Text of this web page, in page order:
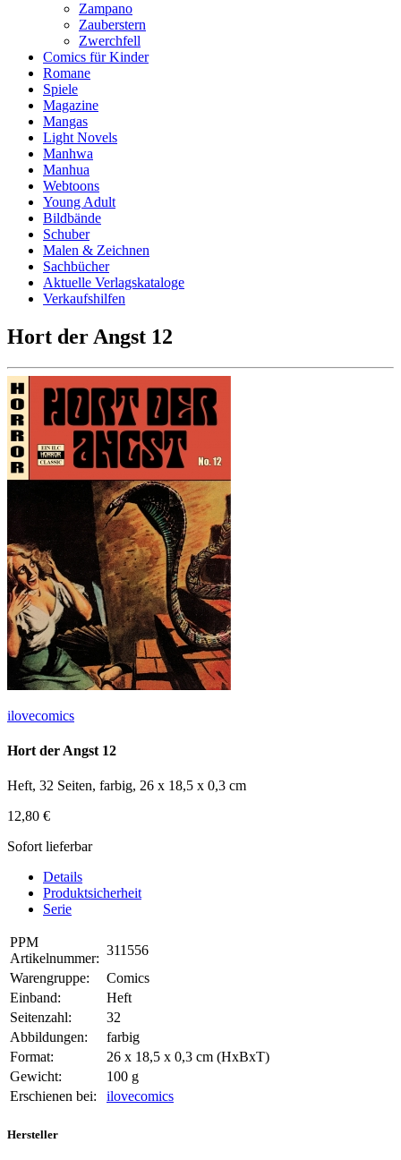
Zampano
Zauberstern
Zwerchfell
Comics für Kinder
Romane
Spiele
Magazine
Mangas
Light Novels
Manhwa
Manhua
Webtoons
Young Adult
Bildbände
Schuber
Malen & Zeichnen
Sachbücher
Aktuelle Verlagskataloge
Verkaufshilfen
Hort der Angst 12
ilovecomics
Hort der Angst 12
Heft, 32 Seiten, farbig, 26 x 18,5 x 0,3 cm
12,80 €
Sofort lieferbar
Details
Produktsicherheit
Serie
PPM
Artikelnummer:
311556
Warengruppe:
Comics
Einband:
Heft
Seitenzahl:
32
Abbildungen:
farbig
Format:
26 x 18,5 x 0,3 cm (HxBxT)
Gewicht:
100 g
Erschienen bei:
ilovecomics
Hersteller